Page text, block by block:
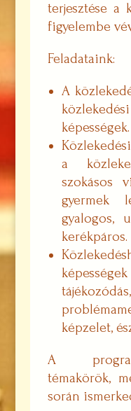
terjesztése a
figyelembe
Feladataink:
A
képességek.
a
szokásos
gyermek
gyalogos,
kerékpáros.
képzelet,
A
témakörök,
során